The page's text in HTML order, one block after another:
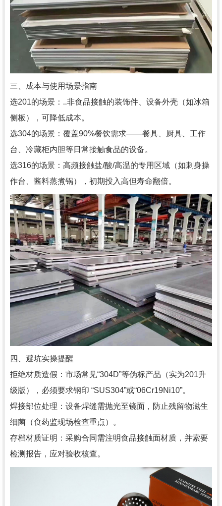
三、成本与使用场景指南
选201的场景：..非食品接触的装饰件、设备外壳（如冰箱
侧板），可降低成本。
选304的场景：覆盖90%餐饮需求——餐具、厨具、工作
台、冷藏柜内胆等日常接触食品的设备。
选316的场景：高频接触盐/酸/高温的专用区域（如刺身操
作台、酱料蒸煮锅），初期投入高但寿命翻倍。
四、避坑实操提醒
拒绝材质造假：市场常见“304D”等伪标产品（实为201升
级版），必须要求钢印 “SUS304”或“06Cr19Ni10”。
焊接部位处理：设备焊缝需抛光至镜面，防止残留物滋生
细菌（食药监现场检查重点）。
存档材质证明：采购合同需注明食品接触面材质，并索要
检测报告，应对验收核查。